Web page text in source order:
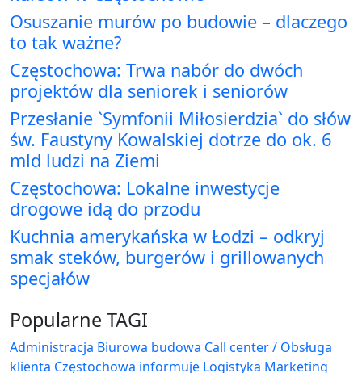
Osuszanie murów po budowie – dlaczego
to tak ważne?
Częstochowa: Trwa nabór do dwóch
projektów dla seniorek i seniorów
Przesłanie `Symfonii Miłosierdzia` do słów
św. Faustyny Kowalskiej dotrze do ok. 6
mld ludzi na Ziemi
Częstochowa: Lokalne inwestycje
drogowe idą do przodu
Kuchnia amerykańska w Łodzi – odkryj
smak steków, burgerów i grillowanych
specjałów
Popularne TAGI
Administracja Biurowa budowa Call center / Obsługa
klienta Częstochowa informuje Logistyka Marketing